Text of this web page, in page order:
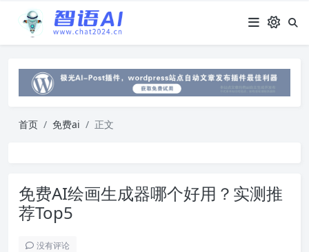
首页 免费ai 正文
免费AI绘画生成器哪个好用？实测推
荐Top5
没有评论